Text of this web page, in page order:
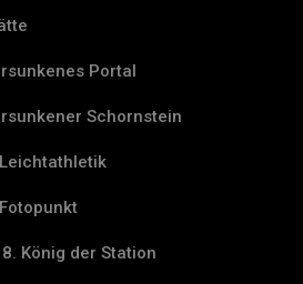
Portal
Schornstein
König der Station